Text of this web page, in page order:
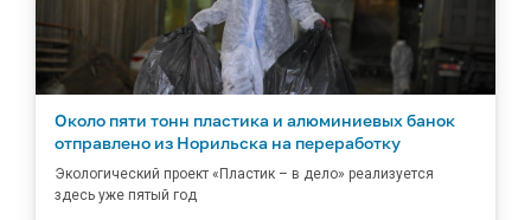
Около пяти тонн пластика и алюминиевых банок
отправлено из Норильска на переработку
Экологический проект «Пластик – в дело» реализуется
здесь уже пятый год